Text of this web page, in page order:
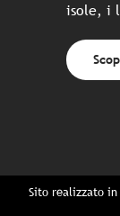
isole, i
Sito realizzato